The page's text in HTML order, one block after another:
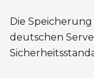
Die
deutschen